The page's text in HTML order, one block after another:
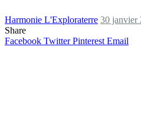
Harmonie L'Exploraterre 30 janvier
Share
Facebook Twitter Pinterest Email